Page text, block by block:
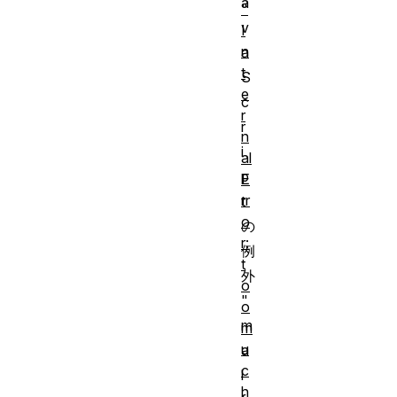
v
a
S
c
r
i
p
t
の
例
外
"
m
a
l
"
I
n
t
e
r
n
al
E
rr
o
r:
t
o
o
m
u
c
h